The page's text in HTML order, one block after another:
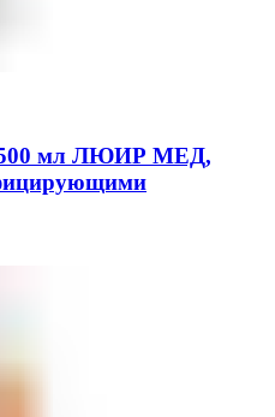
500 мл ЛЮИР МЕД,